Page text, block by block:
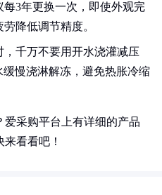
每3年更换一次，即使外观完
降低调节精度。
，千万不要用开水浇灌减压
慢浇淋解冻，避免热胀冷缩
采购平台上有详细的产品
看看吧！